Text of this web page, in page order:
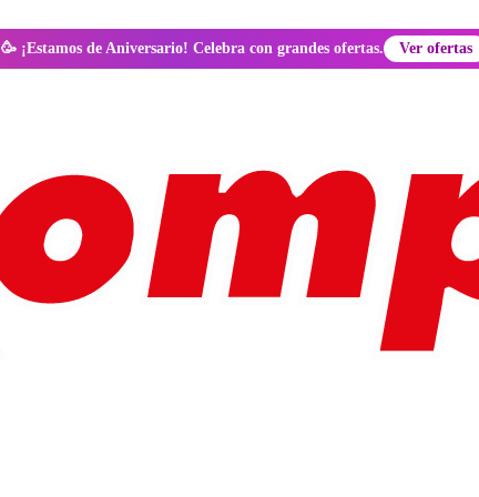
🥳 ¡Estamos de Aniversario! Celebra con grandes ofertas. Ver ofertas